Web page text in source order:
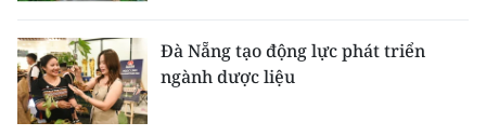
Đà Nẵng tạo động lực phát triển
ngành dược liệu